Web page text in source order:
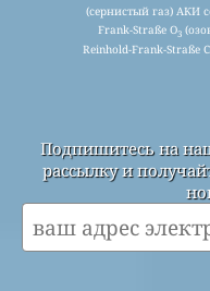
(сернистый газ) АКИ
Frank-Straße O3
Reinhold-Frank-Straße
Подпишитесь на
рассылку и